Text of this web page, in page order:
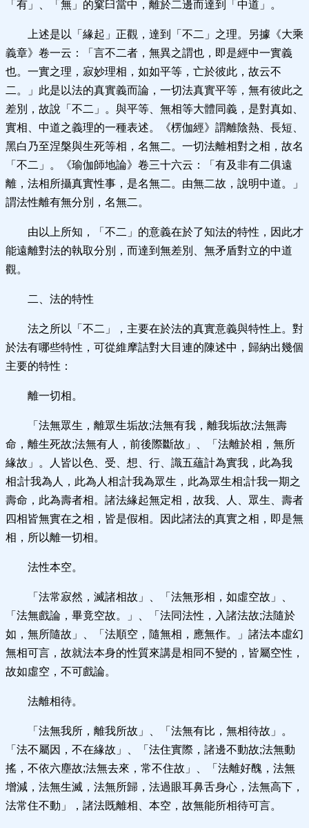
「有」、「無」的窠臼當中，離於二邊而達到「中道」。
上述是以「緣起」正觀，達到「不二」之理。另據《大乘
義章》卷一云：「言不二者，無異之謂也，即是經中一實義
也。一實之理，寂妙理相，如如平等，亡於彼此，故云不
二。」此是以法的真實義而論，一切法真實平等，無有彼此之
差別，故說「不二」。與平等、無相等大體同義，是對真如、
實相、中道之義理的一種表述。《楞伽經》謂離陰熱、長短、
黑白乃至涅槃與生死等相，名無二。一切法離相對之相，故名
「不二」。《瑜伽師地論》卷三十六云：「有及非有二俱遠
離，法相所攝真實性事，是名無二。由無二故，說明中道。」
謂法性離有無分別，名無二。
由以上所知，「不二」的意義在於了知法的特性，因此才
能遠離對法的執取分別，而達到無差別、無矛盾對立的中道
觀。
二、法的特性
法之所以「不二」，主要在於法的真實意義與特性上。對
於法有哪些特性，可從維摩詰對大目連的陳述中，歸納出幾個
主要的特性：
離一切相。
「法無眾生，離眾生垢故;法無有我，離我垢故;法無壽
命，離生死故;法無有人，前後際斷故」、「法離於相，無所
緣故」。人皆以色、受、想、行、識五蘊計為實我，此為我
相;計我為人，此為人相;計我為眾生，此為眾生相;計我一期之
壽命，此為壽者相。諸法緣起無定相，故我、人、眾生、壽者
四相皆無實在之相，皆是假相。因此諸法的真實之相，即是無
相，所以離一切相。
法性本空。
「法常寂然，滅諸相故」、「法無形相，如虛空故」、
「法無戲論，畢竟空故。」、「法同法性，入諸法故;法隨於
如，無所隨故」、「法順空，隨無相，應無作。」諸法本虛幻
無相可言，故就法本身的性質來講是相同不變的，皆屬空性，
故如虛空，不可戲論。
法離相待。
「法無我所，離我所故」、「法無有比，無相待故」。
「法不屬因，不在緣故」、「法住實際，諸邊不動故;法無動
搖，不依六塵故;法無去來，常不住故」、「法離好醜，法無
增減，法無生滅，法無所歸，法過眼耳鼻舌身心，法無高下，
法常住不動」，諸法既離相、本空，故無能所相待可言。